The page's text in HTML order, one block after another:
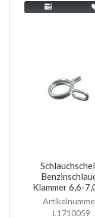
Klammer 6,6-
L1710059